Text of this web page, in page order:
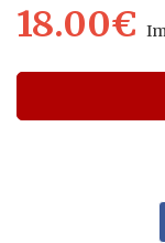
18.00€